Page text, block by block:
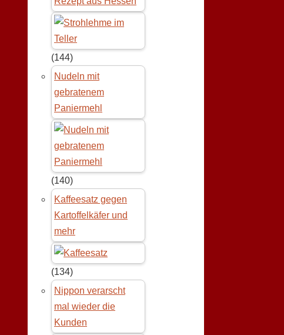
(144)
Nudeln mit
gebratenem
Paniermehl
(140)
Kaffeesatz gegen
Kartoffelkäfer und
mehr
(134)
Nippon verarscht
mal wieder die
Kunden